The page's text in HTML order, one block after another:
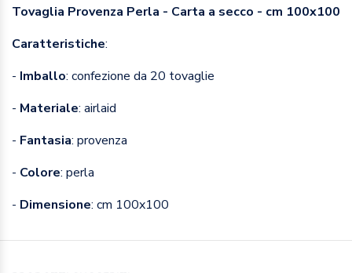
Tovaglia Provenza Perla - Carta a secco - cm 100x100
Caratteristiche:
- Imballo: confezione da 20 tovaglie
- Materiale: airlaid
- Fantasia: provenza
- Colore: perla
- Dimensione: cm 100x100